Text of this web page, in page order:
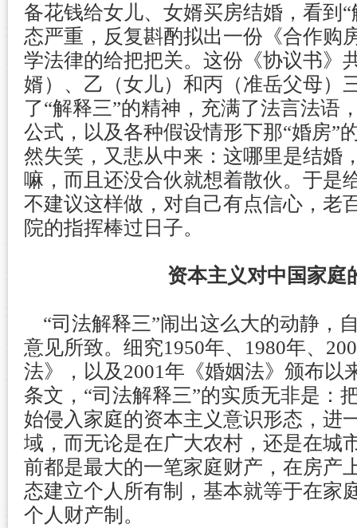
备花钱给女儿、女婿买房结婚，看到
态严重，反复斟酌拟出一份《合作购
学法律的给把把关。这份《协议书》
婿）、乙（女儿）和丙（准岳父母）
了“解释三”的精神，充满了法言法语
公式，以及各种假设情形下那“婚房”
然失笑，又悲从中来：这哪里是结婚
嘛，而且还没合伙就想着散伙。于是
不建议这样做，对自己有点信心，老
院的指挥棒过日子。
资本主义对中国家庭
“司法解释三”闹出这么大的动静，
意见所致。细究1950年、1980年、
法》，以及2001年《婚姻法》颁布以
条文，“司法解释三”的实质无非是：
始侵入家庭的资本主义意识形态，进
域，而无论是在广大农村，还是在城
前都是最大的一笔家庭财产，在房产
态建立个人所有制，基本就等于在家
个人财产制。